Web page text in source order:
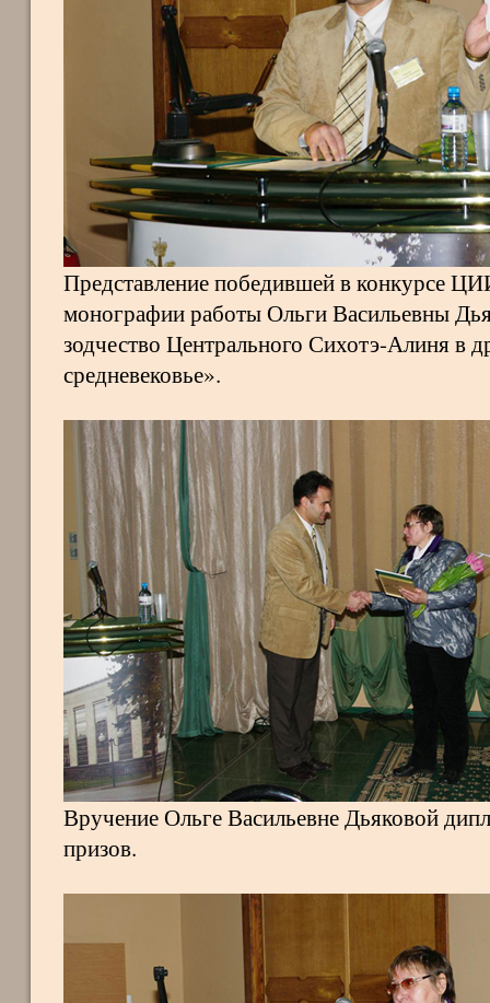
Представление победившей в конкурсе
монографии работы Ольги Васильевны
зодчество Центрального Сихотэ-Алиня в
средневековье».
Вручение Ольге Васильевне Дьяковой
призов.